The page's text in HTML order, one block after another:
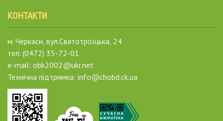
КОНТАКТИ
м. Черкаси, вул.Святотроїцька, 24
тел. (0472) 35-72-01
e-mail: obk2002@ukr.net
Технічна підтримка: info@chobd.ck.ua